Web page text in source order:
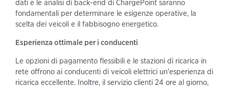
dati e le analisi di back-end di ChargePoint saranno
fondamentali per determinare le esigenze operative, la
scelta dei veicoli e il fabbisogno energetico.
Esperienza ottimale per i conducenti
Le opzioni di pagamento flessibili e le stazioni di ricarica in
rete offrono ai conducenti di veicoli elettrici un'esperienza di
ricarica eccellente. Inoltre, il servizio clienti 24 ore al giorno,